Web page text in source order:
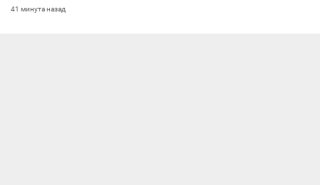
41 минута назад